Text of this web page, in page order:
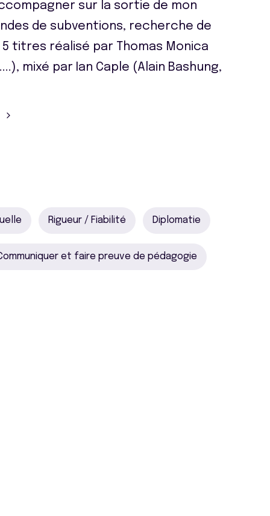
sur la sortie de mon
de subventions, recherche de
titres réalisé par Thomas Monica
mixé par Ian Caple (Alain Bashung,
Rigueur / Fiabilité Diplomatie
et faire preuve de pédagogie